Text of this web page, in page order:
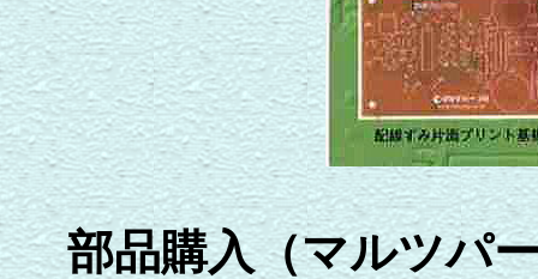
部品購入（マルツパ